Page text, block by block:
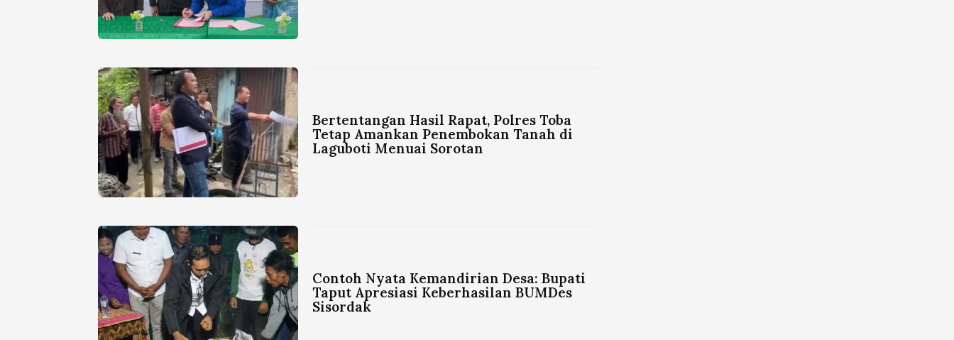
Bertentangan Hasil Rapat, Polres Toba
Tetap Amankan Penembokan Tanah di
Laguboti Menuai Sorotan
Contoh Nyata Kemandirian Desa: Bupati
Taput Apresiasi Keberhasilan BUMDes
Sisordak